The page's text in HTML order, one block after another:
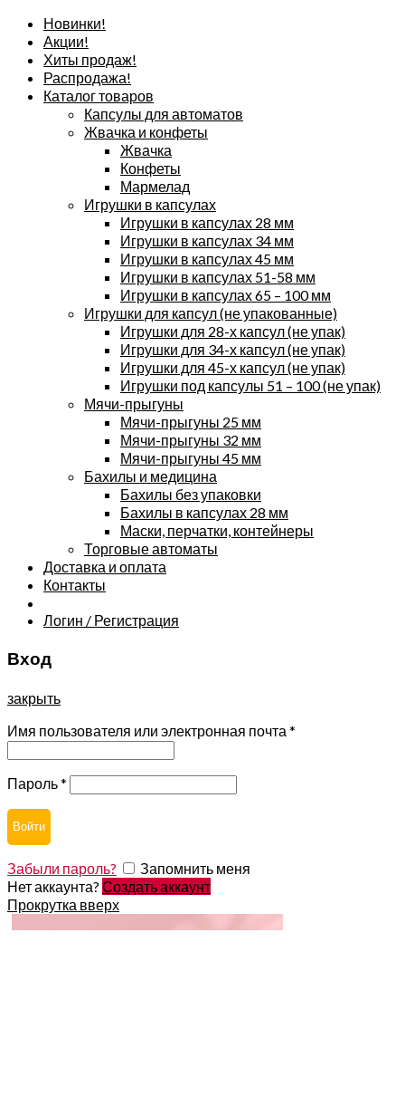
Новинки!
Акции!
Хиты продаж!
Распродажа!
Каталог товаров
Капсулы для автоматов
Жвачка и конфеты
Жвачка
Конфеты
Мармелад
Игрушки в капсулах
Игрушки в капсулах 28 мм
Игрушки в капсулах 34 мм
Игрушки в капсулах 45 мм
Игрушки в капсулах 51-58 мм
Игрушки в капсулах 65 – 100 мм
Игрушки для капсул (не упакованные)
Игрушки для 28-х капсул (не упак)
Игрушки для 34-х капсул (не упак)
Игрушки для 45-х капсул (не упак)
Игрушки под капсулы 51 – 100 (не упак)
Мячи-прыгуны
Мячи-прыгуны 25 мм
Мячи-прыгуны 32 мм
Мячи-прыгуны 45 мм
Бахилы и медицина
Бахилы без упаковки
Бахилы в капсулах 28 мм
Маски, перчатки, контейнеры
Торговые автоматы
Доставка и оплата
Контакты
Логин / Регистрация
Вход
закрыть
Имя пользователя или электронная почта *
Пароль*
Войти
Забыли пароль?
Запомнить меня
Нет аккаунта? Создать аккаунт
Прокрутка вверх